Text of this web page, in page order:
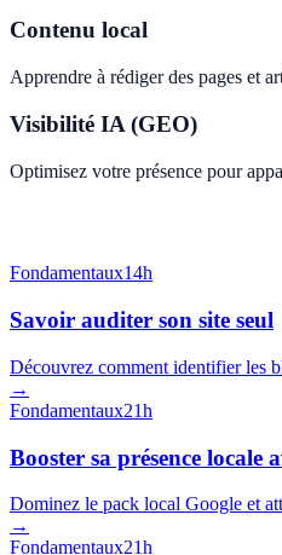
Contenu local
Apprendre à rédiger des pages et
Visibilité IA (GEO)
Optimisez votre présence pour
Fondamentaux14h
Savoir auditer son site seul
Découvrez comment identifier les
→
Fondamentaux21h
Booster sa présence locale
Dominez le pack local Google et
→
Fondamentaux21h